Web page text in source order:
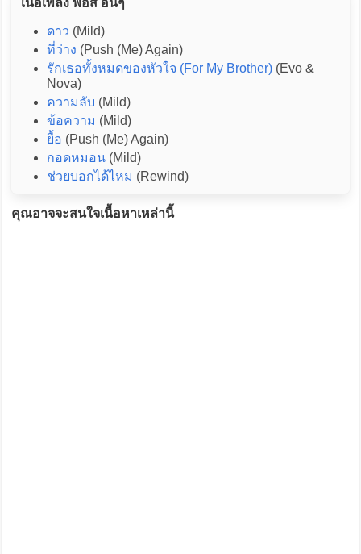
เนื้อเพลง พอส อื่นๆ
ดาว (Mild)
ที่ว่าง (Push (Me) Again)
รักเธอทั้งหมดของหัวใจ (For My Brother)(Evo &
Nova)
ความลับ (Mild)
ข้อความ (Mild)
ยื้อ (Push (Me) Again)
กอดหมอน(Mild)
ช่วยบอกได้ไหม (Rewind)
คุณอาจจะสนใจเนื้อหาเหล่านี้